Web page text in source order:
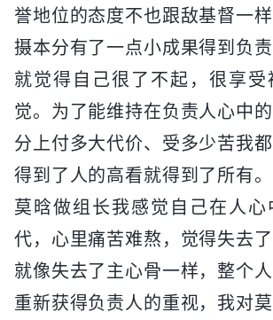
誉地位的态度不也跟敌基督一
摄本分有了一点小成果得到负
就觉得自己很了不起，很享受
觉。为了能维持在负责人心中
分上付多大代价、受多少苦我
得到了人的高看就得到了所有
莫晗做组长我感觉自己在人心
代，心里痛苦难熬，觉得失去
就像失去了主心骨一样，整个
重新获得负责人的重视，我对莫